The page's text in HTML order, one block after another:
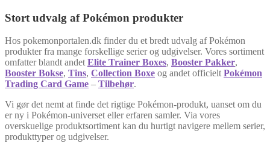
Stort udvalg af Pokémon produkter
Hos pokemonportalen.dk finder du et bredt udvalg af Pokémon
produkter fra mange forskellige serier og udgivelser. Vores sortiment
omfatter blandt andet Elite Trainer Boxes, Booster Pakker,
Booster Bokse, Tins, Collection Boxe og andet officielt Pokémon
Trading Card Game – Tilbehør.
Vi gør det nemt at finde det rigtige Pokémon-produkt, uanset om du
er ny i Pokémon-universet eller erfaren samler. Via vores
overskuelige produktsortiment kan du hurtigt navigere mellem serier,
produkttyper og udgivelser.